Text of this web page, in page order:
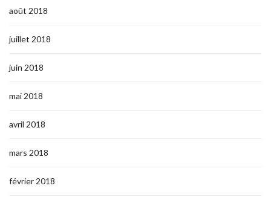
août 2018
juillet 2018
juin 2018
mai 2018
avril 2018
mars 2018
février 2018